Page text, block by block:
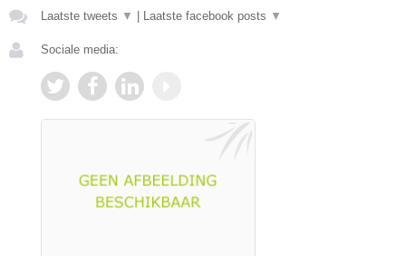
Laatste tweets ▼ Laatste facebook posts ▼
Sociale media: